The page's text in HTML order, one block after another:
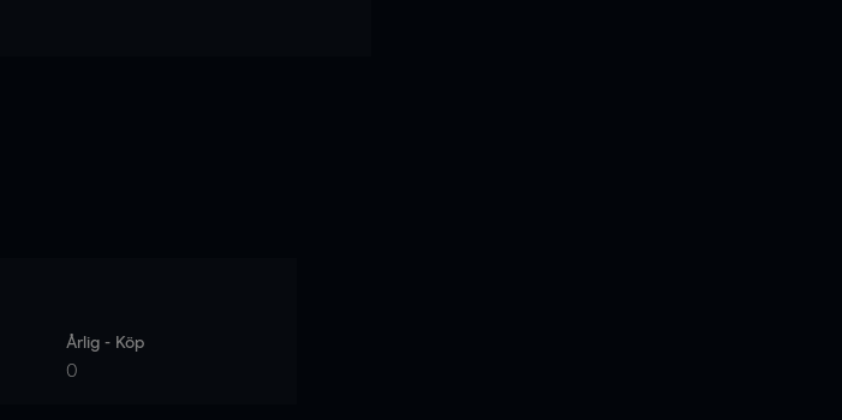
Årlig - Köp
0